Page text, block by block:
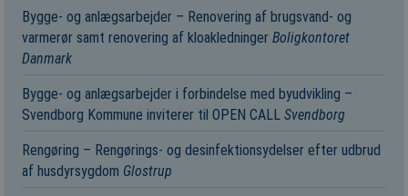
Bygge- og anlægsarbejder – Renovering af brugsvand- og
varmerør samt renovering af kloakledningerBoligkontoret
Danmark
Bygge- og anlægsarbejder i forbindelse med byudvikling –
Svendborg Kommune inviterer til OPEN CALLSvendborg
Rengøring – Rengørings- og desinfektionsydelser efter udbrud
af husdyrsygdom Glostrup